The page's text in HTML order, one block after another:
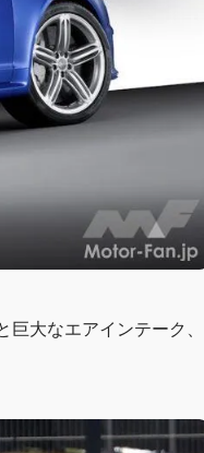
大なエアインテーク、